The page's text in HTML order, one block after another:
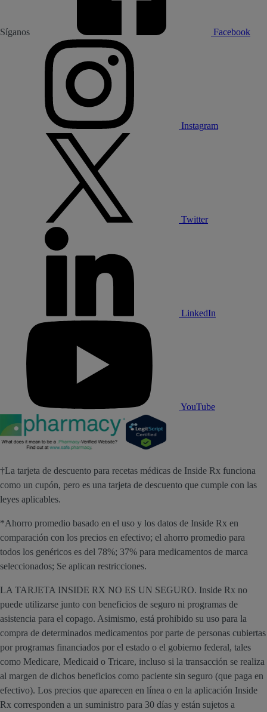
Síganos Facebook
Instagram
Twitter
LinkedIn
YouTube
†La tarjeta de descuento para recetas médicas de Inside Rx funciona
como un cupón, pero es una tarjeta de descuento que cumple con las
leyes aplicables.
*Ahorro promedio basado en el uso y los datos de Inside Rx en
comparación con los precios en efectivo; el ahorro promedio para
todos los genéricos es del 78%; 37% para medicamentos de marca
seleccionados; Se aplican restricciones.
LA TARJETA INSIDE RX NO ES UN SEGURO. Inside Rx no
puede utilizarse junto con beneficios de seguro ni programas de
asistencia para el copago. Asimismo, está prohibido su uso para la
compra de determinados medicamentos por parte de personas cubiertas
por programas financiados por el estado o el gobierno federal, tales
como Medicare, Medicaid o Tricare, incluso si la transacción se realiza
al margen de dichos beneficios como paciente sin seguro (que paga en
efectivo). Los precios que aparecen en línea o en la aplicación Inside
Rx corresponden a un suministro para 30 días y están sujetos a